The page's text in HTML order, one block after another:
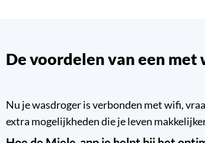
De voordelen van een
Nu je wasdroger is verbonden met wifi,
extra mogelijkheden die je leven